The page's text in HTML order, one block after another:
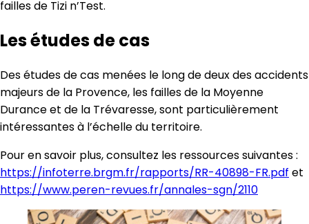
failles de Tizi n’Test.
Les études de cas
Des études de cas menées le long de deux des accidents
majeurs de la Provence, les failles de la Moyenne
Durance et de la Trévaresse, sont particulièrement
intéressantes à l’échelle du territoire.
Pour en savoir plus, consultez les ressources suivantes :
https://infoterre.brgm.fr/rapports/RR-40898-FR.pdf et
https://www.peren-revues.fr/annales-sgn/2110